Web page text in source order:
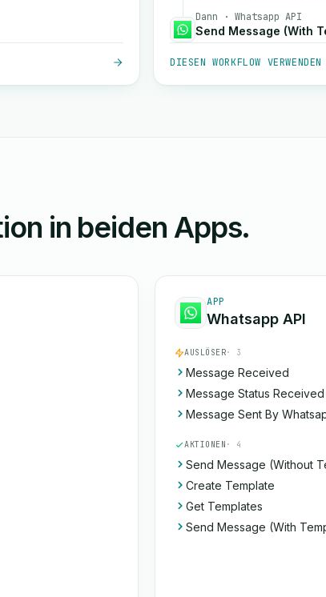
Dann · Whatsapp API
Send Message (With
DIESEN WORKFLOW VERWENDEN
in beiden Apps.
APP
Whatsapp API
AUSLÖSER· 3
Message Received
Message Status Received
Message Sent By
AKTIONEN · 4
Send Message (Without
Create Template
Get Templates
Send Message (With